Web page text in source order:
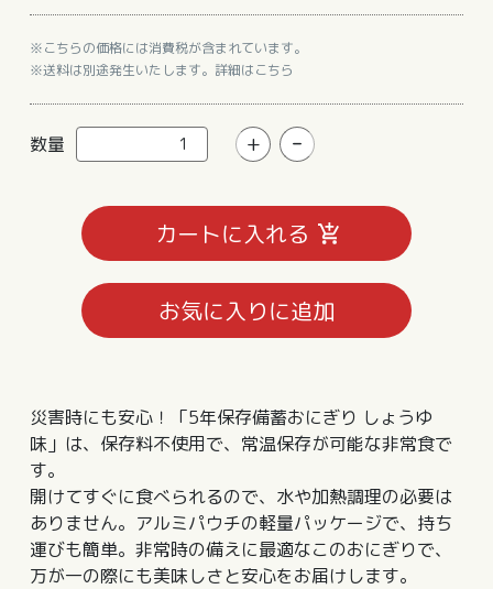
※こちらの価格には消費税が含まれています。
※送料は別途発生いたします。詳細はこちら
数量 -
+
カートに入れる
お気に入りに追加
災害時にも安心！「5年保存備蓄おにぎり しょうゆ
味」は、保存料不使用で、常温保存が可能な非常食で
す。
開けてすぐに食べられるので、水や加熱調理の必要は
ありません。アルミパウチの軽量パッケージで、持ち
運びも簡単。非常時の備えに最適なこのおにぎりで、
万が一の際にも美味しさと安心をお届けします。